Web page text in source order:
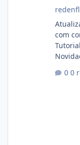
Atualização!
com
Novidades: Api do
0